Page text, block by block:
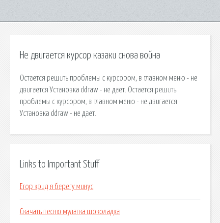
Не двигается курсор казаки снова война
Остается решить проблемы с курсором, в главном меню - не
двигается Установка ddraw - не дает. Остается решить
проблемы с курсором, в главном меню - не двигается
Установка ddraw - не дает.
Links to Important Stuff
Егор крид я берегу минус
Скачать песню мулатка шоколадка